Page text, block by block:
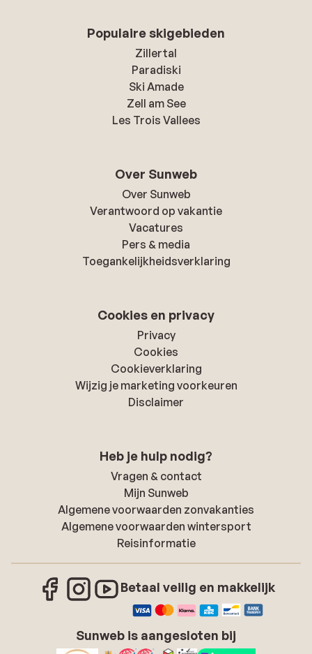
Populaire skigebieden
Zillertal
Paradiski
Ski Amade
Zell am See
Les Trois Vallees
Over Sunweb
Over Sunweb
Verantwoord op vakantie
Vacatures
Pers & media
Toegankelijkheidsverklaring
Cookies en privacy
Privacy
Cookies
Cookieverklaring
Wijzig je marketing voorkeuren
Disclaimer
Heb je hulp nodig?
Vragen & contact
Mijn Sunweb
Algemene voorwaarden zonvakanties
Algemene voorwaarden wintersport
Reisinformatie
Betaal veilig en makkelijk
Sunweb is aangesloten bij